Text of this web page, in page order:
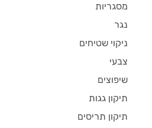
מסגריות
נגר
ניקוי שטיחים
צבעי
שיפוצים
תיקון גגות
תיקון תריסים